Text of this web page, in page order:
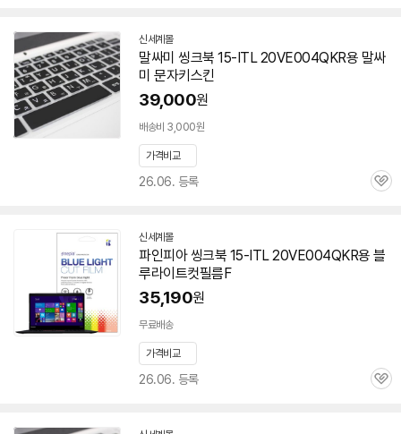
신세계몰
말싸미 씽크북 15-ITL 20VE004QKR용 말싸
미 문자키스킨
39,000원
배송비 3,000원
가격비교
26.06. 등록
관
신세계몰
파인피아 씽크북 15-ITL 20VE004QKR용 블
루라이트컷필름F
35,190원
무료배송
가격비교
26.06. 등록
관